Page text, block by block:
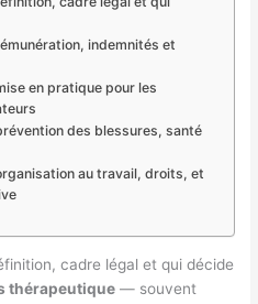
indemnités et
en pratique pour les
des blessures, santé
au travail, droits, et
cadre légal et qui décide
thérapeutique — souvent